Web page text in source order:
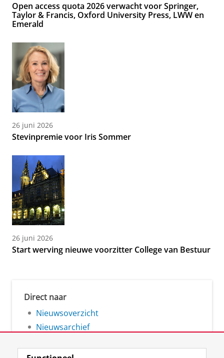
Open access quota 2026 verwacht voor Springer,
Taylor & Francis, Oxford University Press, LWW en
Emerald
26 juni 2026
Stevinpremie voor Iris Sommer
26 juni 2026
Start werving nieuwe voorzitter College van Bestuur
Direct naar
Nieuwsoverzicht
Nieuwsarchief